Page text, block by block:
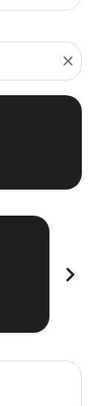
close
chevron_right